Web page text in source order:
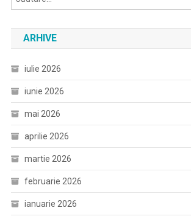
ARHIVE
iulie 2026
iunie 2026
mai 2026
aprilie 2026
martie 2026
februarie 2026
ianuarie 2026